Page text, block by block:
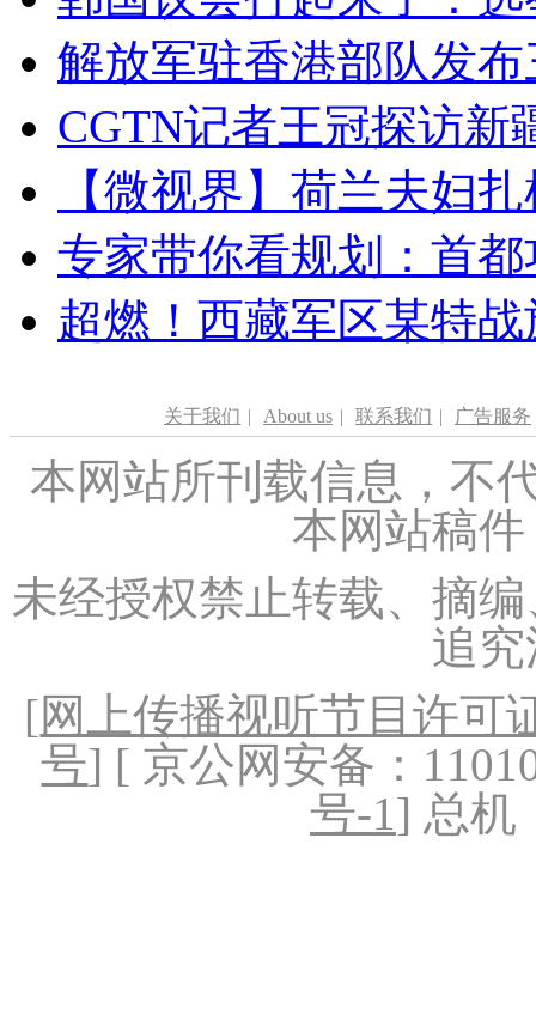
解放军驻香港部队发
CGTN记者王冠探访新
【微视界】荷兰夫妇
专家带你看规划：首
超燃！西藏军区某特
关于我们 | About us | 联系我们 | 广告服务
本网站所刊载信息，不
本网站稿
未经授权禁止转载、摘
追
[网上传播视听节目许可
号] [ 京公网安备：
号-1] 总机